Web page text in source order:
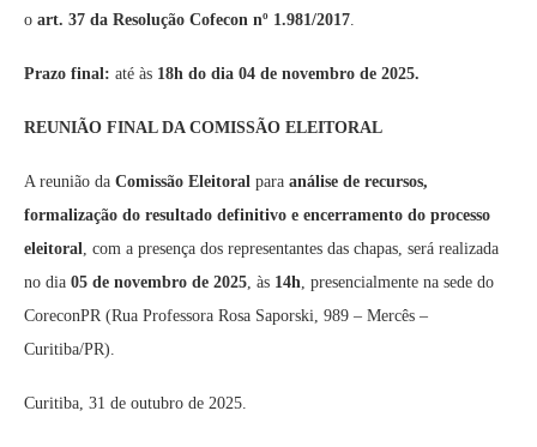
o art. 37 da Resolução Cofecon nº 1.981/2017.
Prazo final: até às 18h do dia 04 de novembro de 2025.
REUNIÃO FINAL DA COMISSÃO ELEITORAL
A reunião da Comissão Eleitoral para análise de recursos,
formalização do resultado definitivo e encerramento do processo
eleitoral, com a presença dos representantes das chapas, será realizada
no dia 05 de novembro de 2025, às 14h, presencialmente na sede do
CoreconPR (Rua Professora Rosa Saporski, 989 – Mercês –
Curitiba/PR).
Curitiba, 31 de outubro de 2025.